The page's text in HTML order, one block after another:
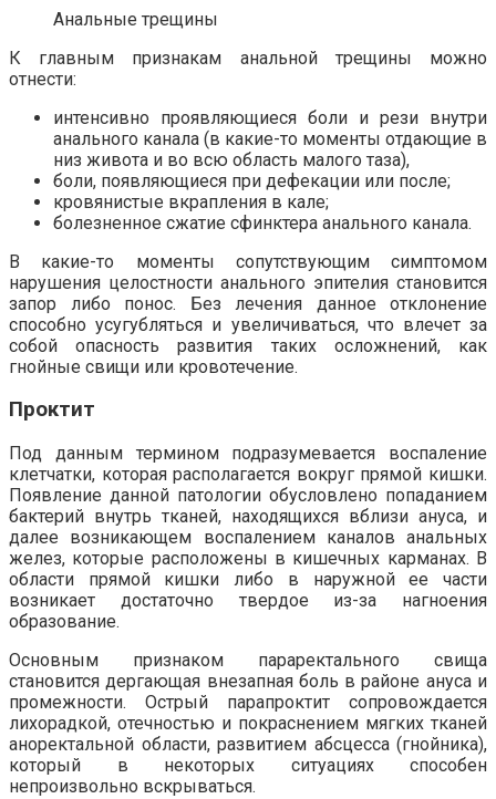
Анальные трещины
К главным признакам анальной трещины можно
отнести:
интенсивно проявляющиеся боли и рези внутри
анального канала (в какие-то моменты отдающие в
низ живота и во всю область малого таза),
боли, появляющиеся при дефекации или после;
кровянистые вкрапления в кале;
болезненное сжатие сфинктера анального канала.
В какие-то моменты сопутствующим симптомом
нарушения целостности анального эпителия становится
запор либо понос. Без лечения данное отклонение
способно усугубляться и увеличиваться, что влечет за
собой опасность развития таких осложнений, как
гнойные свищи или кровотечение.
Проктит
Под данным термином подразумевается воспаление
клетчатки, которая располагается вокруг прямой кишки.
Появление данной патологии обусловлено попаданием
бактерий внутрь тканей, находящихся вблизи ануса, и
далее возникающем воспалением каналов анальных
желез, которые расположены в кишечных карманах. В
области прямой кишки либо в наружной ее части
возникает достаточно твердое из-за нагноения
образование.
Основным признаком параректального свища
становится дергающая внезапная боль в районе ануса и
промежности. Острый парапроктит сопровождается
лихорадкой, отечностью и покраснением мягких тканей
аноректальной области, развитием абсцесса (гнойника),
который в некоторых ситуациях способен
непроизвольно вскрываться.